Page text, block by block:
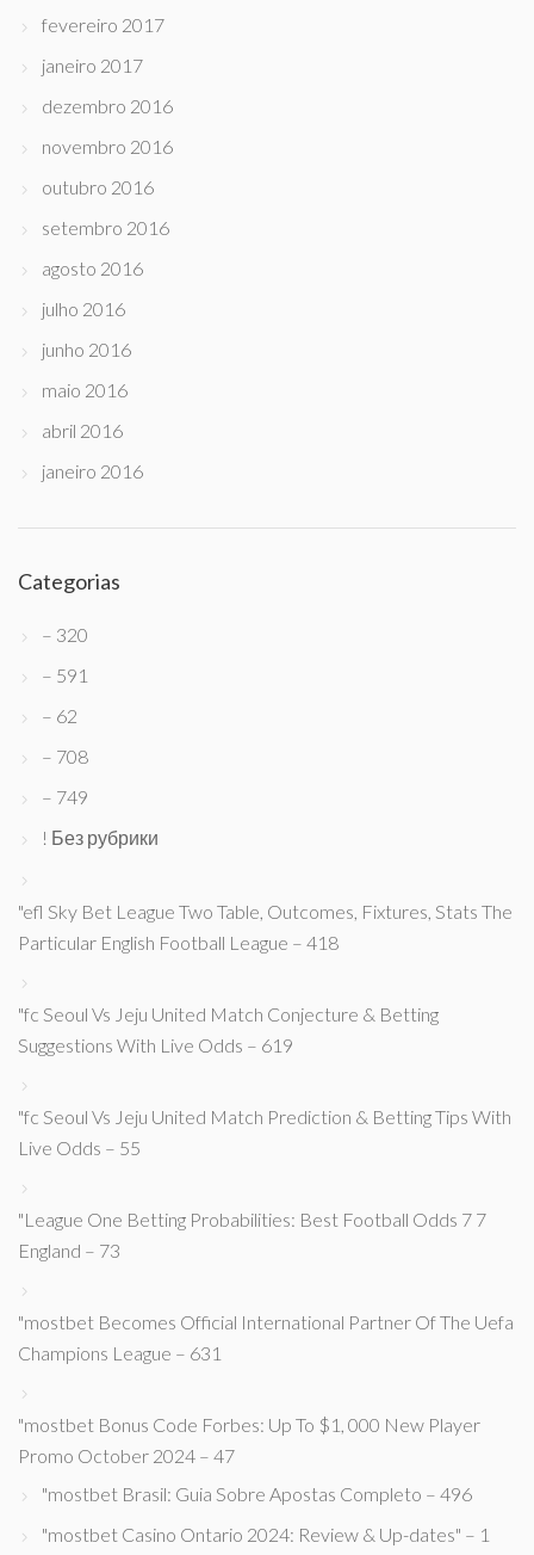
fevereiro 2017
janeiro 2017
dezembro 2016
novembro 2016
outubro 2016
setembro 2016
agosto 2016
julho 2016
junho 2016
maio 2016
abril 2016
janeiro 2016
Categorias
– 320
– 591
– 62
– 708
– 749
! Без рубрики
"efl Sky Bet League Two Table, Outcomes, Fixtures, Stats The
Particular English Football League – 418
"fc Seoul Vs Jeju United Match Conjecture & Betting
Suggestions With Live Odds – 619
"fc Seoul Vs Jeju United Match Prediction & Betting Tips With
Live Odds – 55
"League One Betting Probabilities: Best Football Odds 7 7
England – 73
"mostbet Becomes Official International Partner Of The Uefa
Champions League – 631
"mostbet Bonus Code Forbes: Up To $1, 000 New Player
Promo October 2024 – 47
"mostbet Brasil: Guia Sobre Apostas Completo – 496
"mostbet Casino Ontario 2024: Review & Up-dates" – 1